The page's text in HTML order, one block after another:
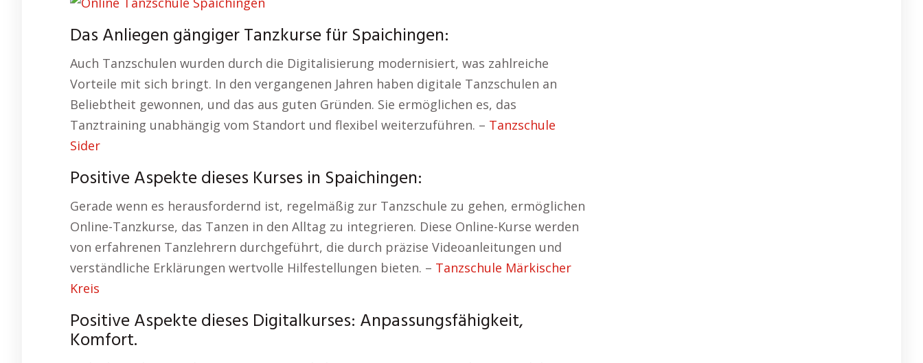
Das Anliegen gängiger Tanzkurse für Spaichingen:
Auch Tanzschulen wurden durch die Digitalisierung modernisiert, was zahlreiche
Vorteile mit sich bringt. In den vergangenen Jahren haben digitale Tanzschulen an
Beliebtheit gewonnen, und das aus guten Gründen. Sie ermöglichen es, das
Tanztraining unabhängig vom Standort und flexibel weiterzuführen. – Tanzschule
Sider
Positive Aspekte dieses Kurses in Spaichingen:
Gerade wenn es herausfordernd ist, regelmäßig zur Tanzschule zu gehen, ermöglichen
Online-Tanzkurse, das Tanzen in den Alltag zu integrieren. Diese Online-Kurse werden
von erfahrenen Tanzlehrern durchgeführt, die durch präzise Videoanleitungen und
verständliche Erklärungen wertvolle Hilfestellungen bieten. – Tanzschule Märkischer
Kreis
Positive Aspekte dieses Digitalkurses: Anpassungsfähigkeit,
Komfort.